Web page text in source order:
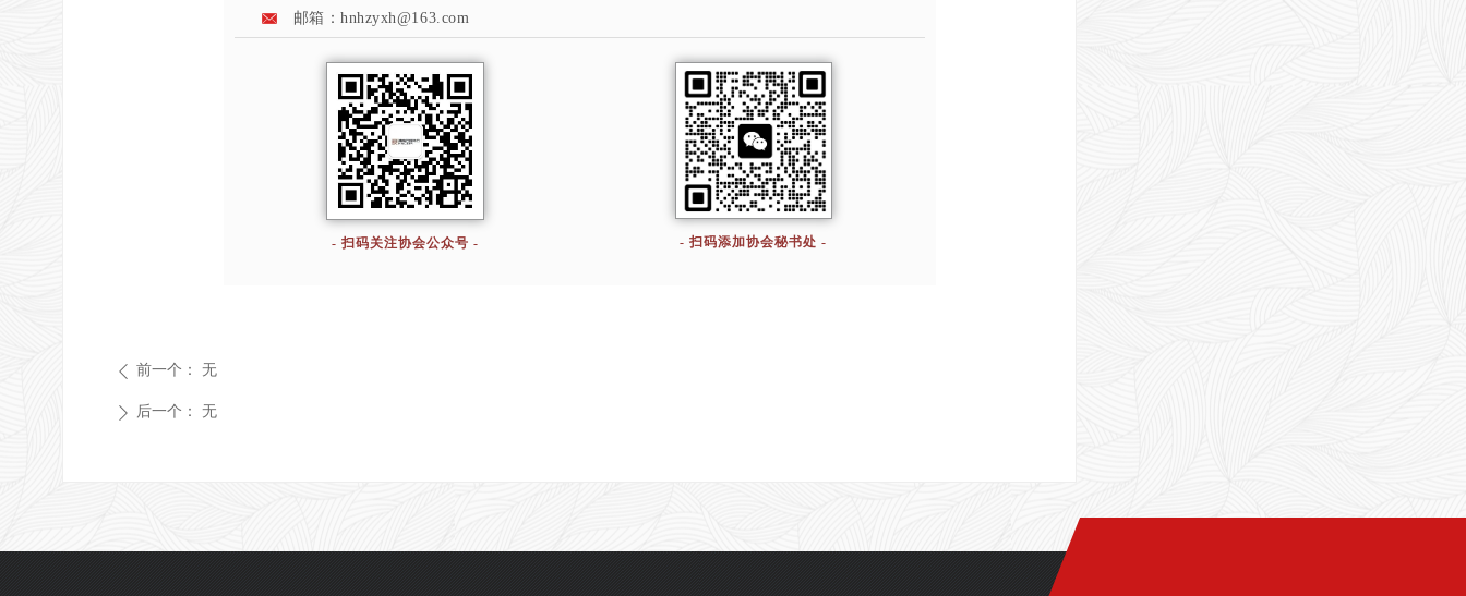
邮箱：hnhzyxh@163.com
- 扫码关注协会公众号 - - 扫码添加协会秘书处 -
ꄴ 前一个： 无
ꄲ 后一个： 无